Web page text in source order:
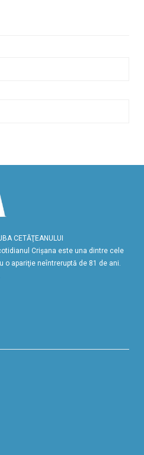
CETĂŢEANULUI
Crişana este una dintre cele
o apariţie neîntreruptă de 81 de ani.